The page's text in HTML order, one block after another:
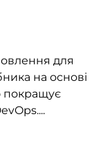
для
на основі
покращує